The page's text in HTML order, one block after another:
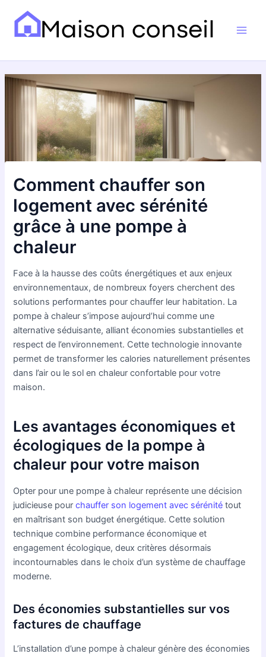
contenu
Comment chauffer son
logement avec sérénité
grâce à une pompe à
chaleur
Face à la hausse des coûts énergétiques et aux enjeux
environnementaux, de nombreux foyers cherchent des
solutions performantes pour chauffer leur habitation. La
pompe à chaleur s’impose aujourd’hui comme une
alternative séduisante, alliant économies substantielles et
respect de l’environnement. Cette technologie innovante
permet de transformer les calories naturellement présentes
dans l’air ou le sol en chaleur confortable pour votre
maison.
Les avantages économiques et
écologiques de la pompe à
chaleur pour votre maison
Opter pour une pompe à chaleur représente une décision
judicieuse pourchauffer son logement avec sérénité tout
en maîtrisant son budget énergétique. Cette solution
technique combine performance économique et
engagement écologique, deux critères désormais
incontournables dans le choix d’un système de chauffage
moderne.
Des économies substantielles sur vos
factures de chauffage
L’installation d’une pompe à chaleur génère des économies
des
articles